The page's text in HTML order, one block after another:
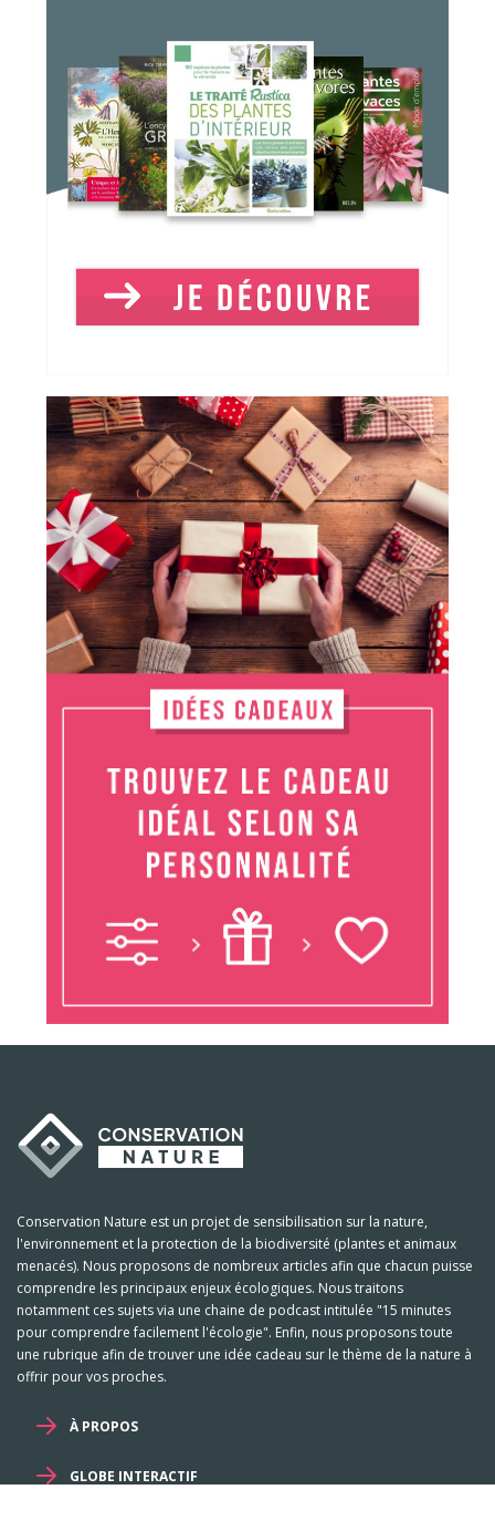
Conservation Nature est un projet de sensibilisation sur la nature,
l'environnement et la protection de la biodiversité (plantes et animaux
menacés). Nous proposons de nombreux articles afin que chacun puisse
comprendre les principaux enjeux écologiques. Nous traitons
notamment ces sujets via une chaine de podcast intitulée "15 minutes
pour comprendre facilement l'écologie". Enfin, nous proposons toute
une rubrique afin de trouver une idée cadeau sur le thème de la nature à
offrir pour vos proches.
À PROPOS
GLOBE INTERACTIF